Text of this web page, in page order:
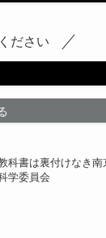
ださい
科書は裏付けなき
学委員会